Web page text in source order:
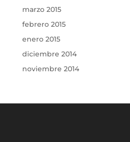
marzo 2015
febrero 2015
enero 2015
diciembre 2014
noviembre 2014